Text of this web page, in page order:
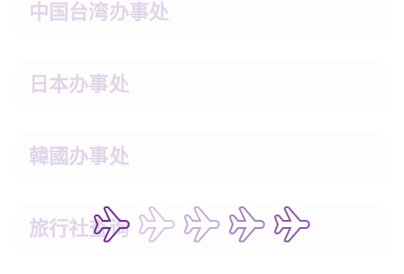
中国台湾办事处
日本办事处
韓國办事处
旅行社查询